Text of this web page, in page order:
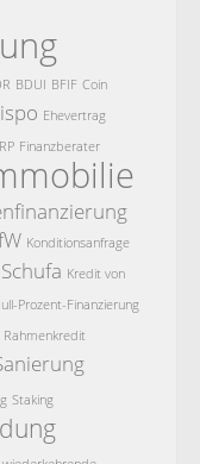
BDUI BFIF Coin
Ehevertrag
Finanzberater
Konditionsanfrage
Kredit von
Prozent-Finanzierung
Rahmenkredit
Staking